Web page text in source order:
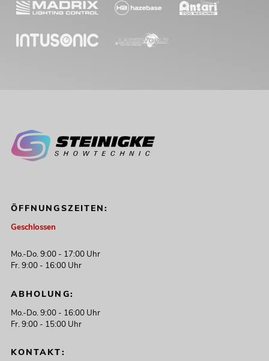
ÖFFNUNGSZEITEN:
Geschlossen
Mo.-Do. 9:00 - 17:00 Uhr
Fr. 9:00 - 16:00 Uhr
ABHOLUNG:
Mo.-Do. 9:00 - 16:00 Uhr
Fr. 9:00 - 15:00 Uhr
KONTAKT: